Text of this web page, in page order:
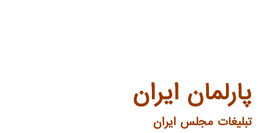
پارلمان ایران
تبلیغات مجلس ایران